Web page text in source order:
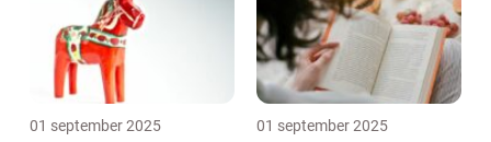
01 september 2025 01 september 2025